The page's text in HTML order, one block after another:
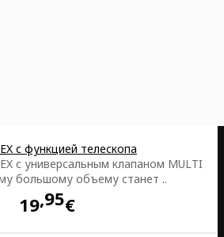
с функцией телескопа
с универсальным клапаном MULTI
большому объему станет ..
19 95€